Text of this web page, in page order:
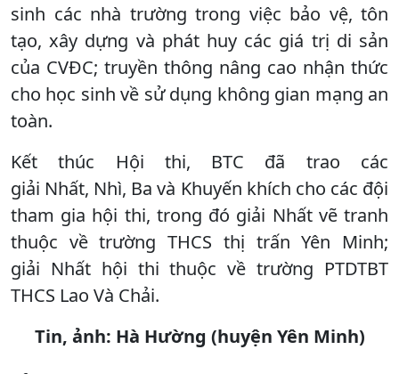
sinh các nhà trường trong việc bảo vệ, tôn
tạo, xây dựng và phát huy các giá trị di sản
của CVĐC; truyền thông nâng cao nhận thức
cho học sinh về sử dụng không gian mạng an
toàn.
Kết thúc Hội thi, BTC đã trao các
giải Nhất, Nhì, Ba và Khuyến khích cho các đội
tham gia hội thi, trong đó giải Nhất vẽ tranh
thuộc về trường THCS thị trấn Yên Minh;
giải Nhất hội thi thuộc về trường PTDTBT
THCS Lao Và Chải.
Tin, ảnh: Hà Hường (huyện Yên Minh)